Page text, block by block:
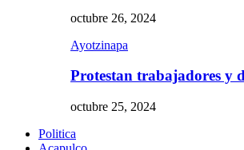
octubre 26, 2024
Ayotzinapa
Protestan trabajadores y
octubre 25, 2024
Politica